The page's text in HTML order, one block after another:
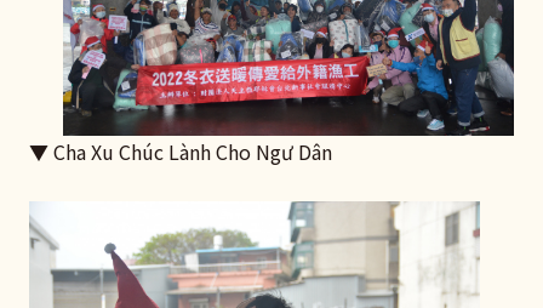
▼ Cha Xu Chúc Lành Cho Ngư Dân